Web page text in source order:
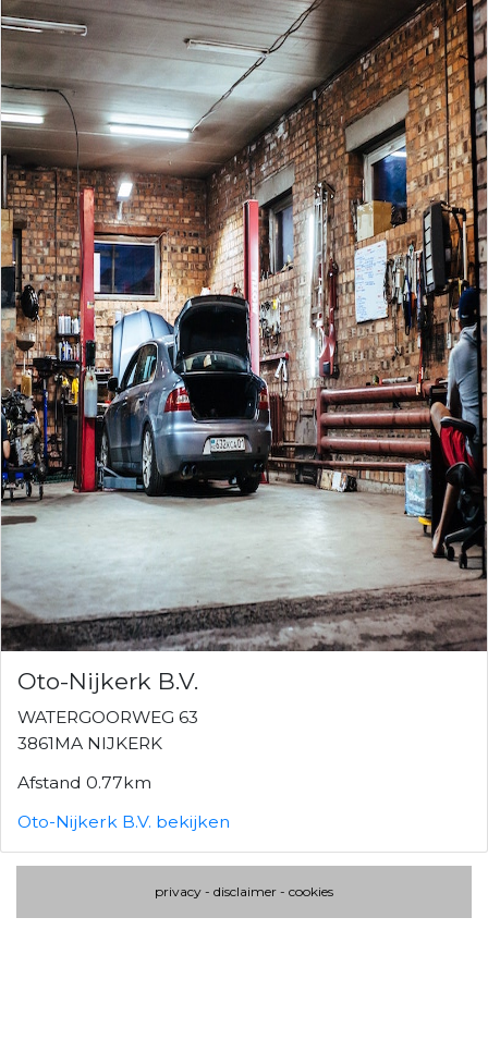
Oto-Nijkerk B.V.
WATERGOORWEG 63
3861MA NIJKERK
Afstand 0.77km
Oto-Nijkerk B.V. bekijken
privacy - disclaimer - cookies